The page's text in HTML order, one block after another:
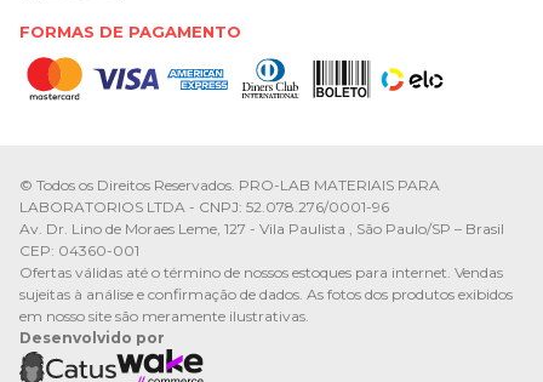
FORMAS DE PAGAMENTO
© Todos os Direitos Reservados. PRO-LAB MATERIAIS PARA
LABORATORIOS LTDA - CNPJ: 52.078.276/0001-96
Av. Dr. Lino de Moraes Leme, 127 - Vila Paulista , São Paulo/SP – Brasil
CEP: 04360-001
Ofertas válidas até o término de nossos estoques para internet. Vendas
sujeitas à análise e confirmação de dados. As fotos dos produtos exibidos
em nosso site são meramente ilustrativas.
Desenvolvido por